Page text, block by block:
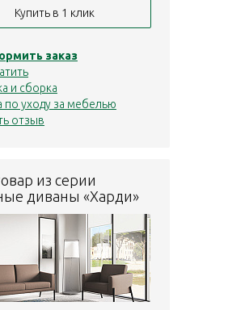
Купить в 1 клик
заказ
и сборка
по уходу за мебелью
отзыв
из серии
диваны «Харди»